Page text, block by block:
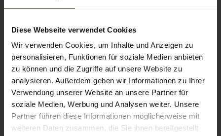
Diese Webseite verwendet Cookies
Wir verwenden Cookies, um Inhalte und Anzeigen zu
personalisieren, Funktionen für soziale Medien anbieten
zu können und die Zugriffe auf unsere Website zu
analysieren. Außerdem geben wir Informationen zu Ihrer
Verwendung unserer Website an unsere Partner für
soziale Medien, Werbung und Analysen weiter. Unsere
Partner führen diese Informationen möglicherweise mit
weiteren Daten zusammen, die Sie ihnen bereitgestellt
4
Wohnkomfortzimmer Hellbrunn
de luxe
Max.: 4 Personen 37 m2
Balkon/Terrasse Dusche
Fernseher
Haarföhn
Handtücher